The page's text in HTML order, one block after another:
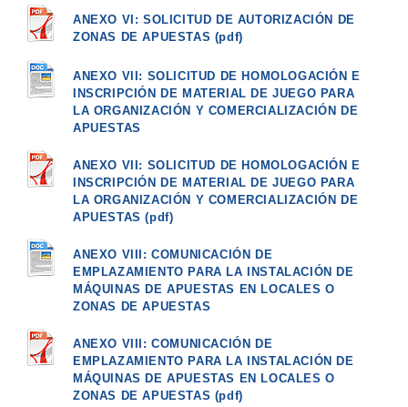
ANEXO VI: SOLICITUD DE AUTORIZACIÓN DE
ZONAS DE APUESTAS (pdf)
ANEXO VII: SOLICITUD DE HOMOLOGACIÓN E
INSCRIPCIÓN DE MATERIAL DE JUEGO PARA
LA ORGANIZACIÓN Y COMERCIALIZACIÓN DE
APUESTAS
ANEXO VII: SOLICITUD DE HOMOLOGACIÓN E
INSCRIPCIÓN DE MATERIAL DE JUEGO PARA
LA ORGANIZACIÓN Y COMERCIALIZACIÓN DE
APUESTAS (pdf)
ANEXO VIII: COMUNICACIÓN DE
EMPLAZAMIENTO PARA LA INSTALACIÓN DE
MÁQUINAS DE APUESTAS EN LOCALES O
ZONAS DE APUESTAS
ANEXO VIII: COMUNICACIÓN DE
EMPLAZAMIENTO PARA LA INSTALACIÓN DE
MÁQUINAS DE APUESTAS EN LOCALES O
ZONAS DE APUESTAS (pdf)